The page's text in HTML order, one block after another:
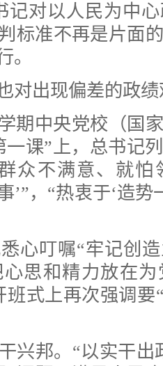
对以人民为中心
标准不再是片面
。
出现偏差的政绩
中央党校（国
一课”上，总书记
众不满意、就怕
’”，“热衷于‘造势
叮嘱“牢记创造
思和精力放在
班式上再次强调要
邦。“以实干出